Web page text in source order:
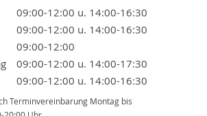
09:00-12:00 u. 14:00-16:30
09:00-12:00 u. 14:00-16:30
09:00-12:00
09:00-12:00 u. 14:00-17:30
09:00-12:00 u. 14:00-16:30
Terminvereinbarung Montag bis